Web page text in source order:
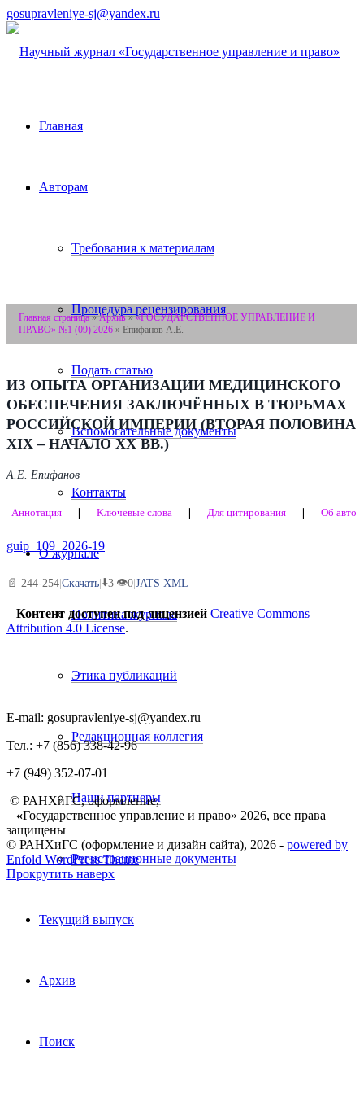
gosupravleniye-sj@yandex.ru
Главная
Авторам
Требования к материалам
Процедура рецензирования
Подать статью
Вспомогательные документы
Контакты
О журнале
Политика журнала
Этика публикаций
Редакционная коллегия
Наши партнеры
Регистрационные документы
Текущий выпуск
Архив
Поиск
Главная страница»Архив»«ГОСУДАРСТВЕННОЕ УПРАВЛЕНИЕ И
ПРАВО» №1 (09) 2026 » Епифанов А.Е.
ИЗ ОПЫТА ОРГАНИЗАЦИИ МЕДИЦИНСКОГО
ОБЕСПЕЧЕНИЯ ЗАКЛЮЧЁННЫХ В ТЮРЬМАХ
РОССИЙСКОЙ ИМПЕРИИ (ВТОРАЯ ПОЛОВИНА
XIX – НАЧАЛО XX ВВ.)
А.Е. Епифанов
Аннотация ❘ Ключевые слова ❘ Для цитирования ❘ Об
guip_109_2026-19
📄 244-254|Скачать|⬇️3|👁0|JATS XML
Контент доступен под лицензией Creative Commons
Attribution 4.0 License.
E-mail: gosupravleniye-sj@yandex.ru
Тел.: +7 (856) 338-42-96
+7 (949) 352-07-01
© РАНХиГС, оформление,
«Государственное управление и право» 2026, все права
защищены
© РАНХиГС (оформление и дизайн сайта), 2026 - powered by
Enfold WordPress Theme
Прокрутить наверх